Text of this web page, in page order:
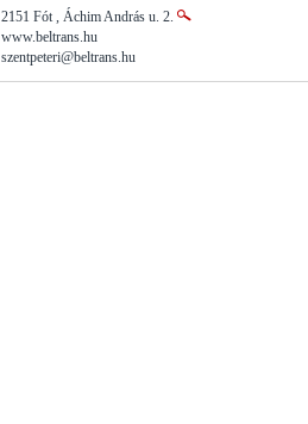
2151 Fót , Áchim András u. 2.
www.beltrans.hu
szentpeteri@beltrans.hu